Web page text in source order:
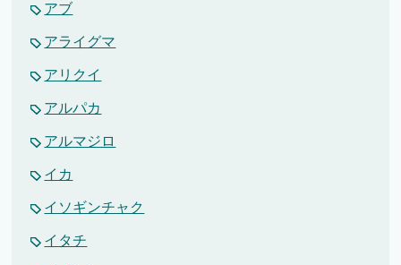
アブ
アライグマ
アリクイ
アルパカ
アルマジロ
イカ
イソギンチャク
イタチ